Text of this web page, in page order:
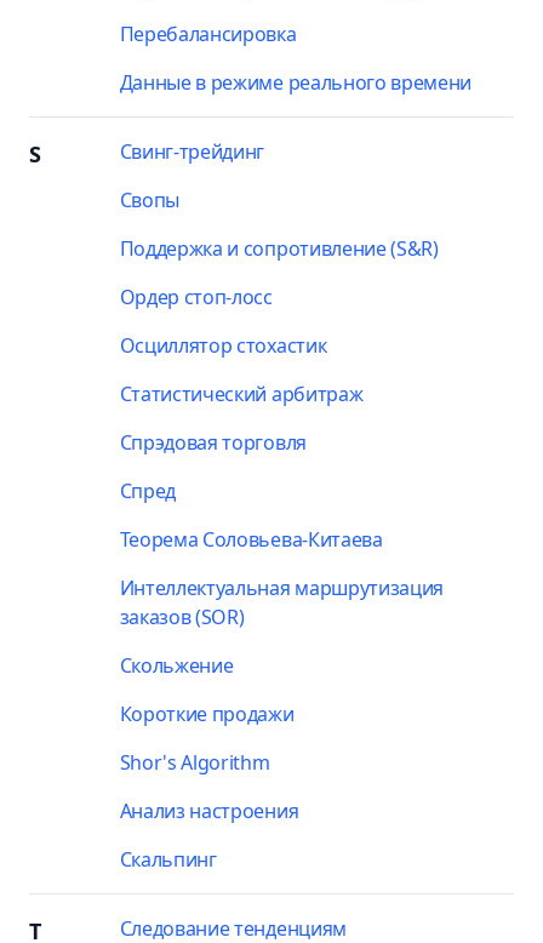
Перебалансировка
Данные в режиме реального времени
S
Свинг-трейдинг
Свопы
Поддержка и сопротивление (S&R)
Ордер стоп-лосс
Осциллятор стохастик
Статистический арбитраж
Спрэдовая торговля
Спред
Теорема Соловьева-Китаева
Интеллектуальная маршрутизация
заказов (SOR)
Скольжение
Короткие продажи
Shor's Algorithm
Анализ настроения
Скальпинг
T Следование тенденциям